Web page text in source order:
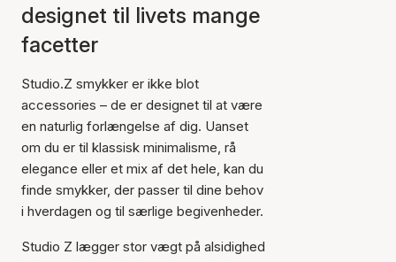
designet til livets mange
facetter
Studio.Z smykker er ikke blot
accessories – de er designet til at være
en naturlig forlængelse af dig. Uanset
om du er til klassisk minimalisme, rå
elegance eller et mix af det hele, kan du
finde smykker, der passer til dine behov
i hverdagen og til særlige begivenheder.
Studio Z lægger stor vægt på alsidighed